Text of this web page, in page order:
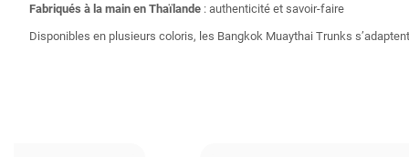
Fabriqués à la main en Thaïlande : authenticité et savoir-faire
Disponibles en plusieurs coloris, les Bangkok Muaythai Trunks